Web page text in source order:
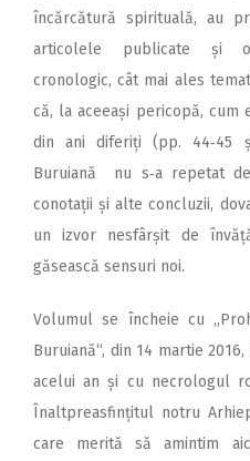
încărcătură spirituală, au
articolele publicate și
cronologic, cât mai ales
că, la aceeași pericopă, cum
din ani diferiți (pp. 44‑45
Buruiană nu s‑a repetat
conotații și alte concluzii,
un izvor nesfârșit de
găsească sensuri noi.
Volumul se încheie cu
Buruiană“, din 14 martie
acelui an și cu necrologul
Înaltpreasfințitul notru
care merită să amintim